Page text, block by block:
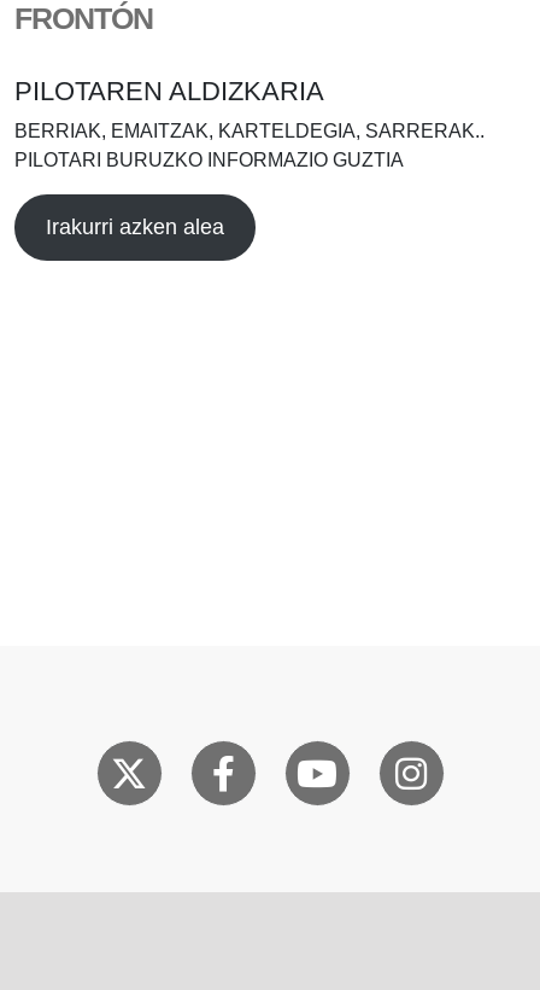
FRONTÓN
PILOTAREN ALDIZKARIA
BERRIAK, EMAITZAK, KARTELDEGIA, SARRERAK..
PILOTARI BURUZKO INFORMAZIO GUZTIA
Irakurri azken alea